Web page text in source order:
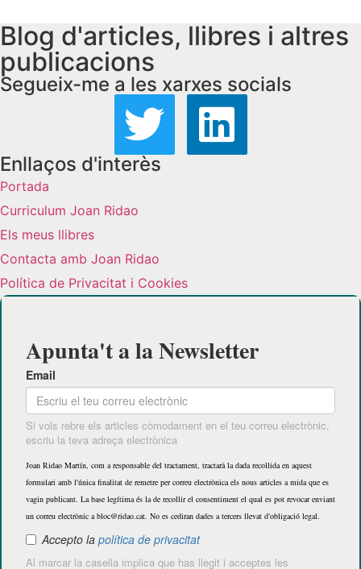
Blog d'articles, llibres i altres
publicacions
Segueix-me a les xarxes socials
Enllaços d'interès
Portada
Curriculum Joan Ridao
Els meus llibres
Contacta amb Joan Ridao
Política de Privacitat i Cookies